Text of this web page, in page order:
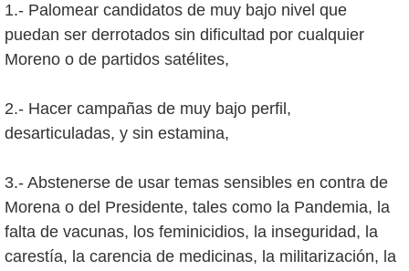
1.- Palomear candidatos de muy bajo nivel que
puedan ser derrotados sin dificultad por cualquier
Moreno o de partidos satélites,
2.- Hacer campañas de muy bajo perfil,
desarticuladas, y sin estamina,
3.- Abstenerse de usar temas sensibles en contra de
Morena o del Presidente, tales como la Pandemia, la
falta de vacunas, los feminicidios, la inseguridad, la
carestía, la carencia de medicinas, la militarización, la